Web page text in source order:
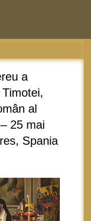
a
al
25 mai
Spania